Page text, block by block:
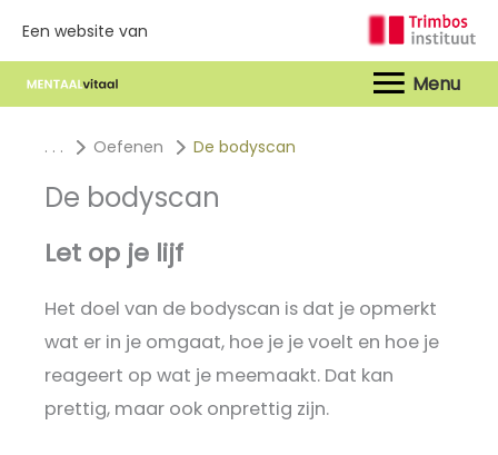
Een website van
. . . Oefenen De bodyscan
De bodyscan
Let op je lijf
Het doel van de bodyscan is dat je opmerkt
wat er in je omgaat, hoe je je voelt en hoe je
reageert op wat je meemaakt. Dat kan
prettig, maar ook onprettig zijn.